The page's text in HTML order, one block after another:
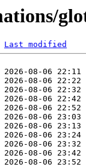
Last modified